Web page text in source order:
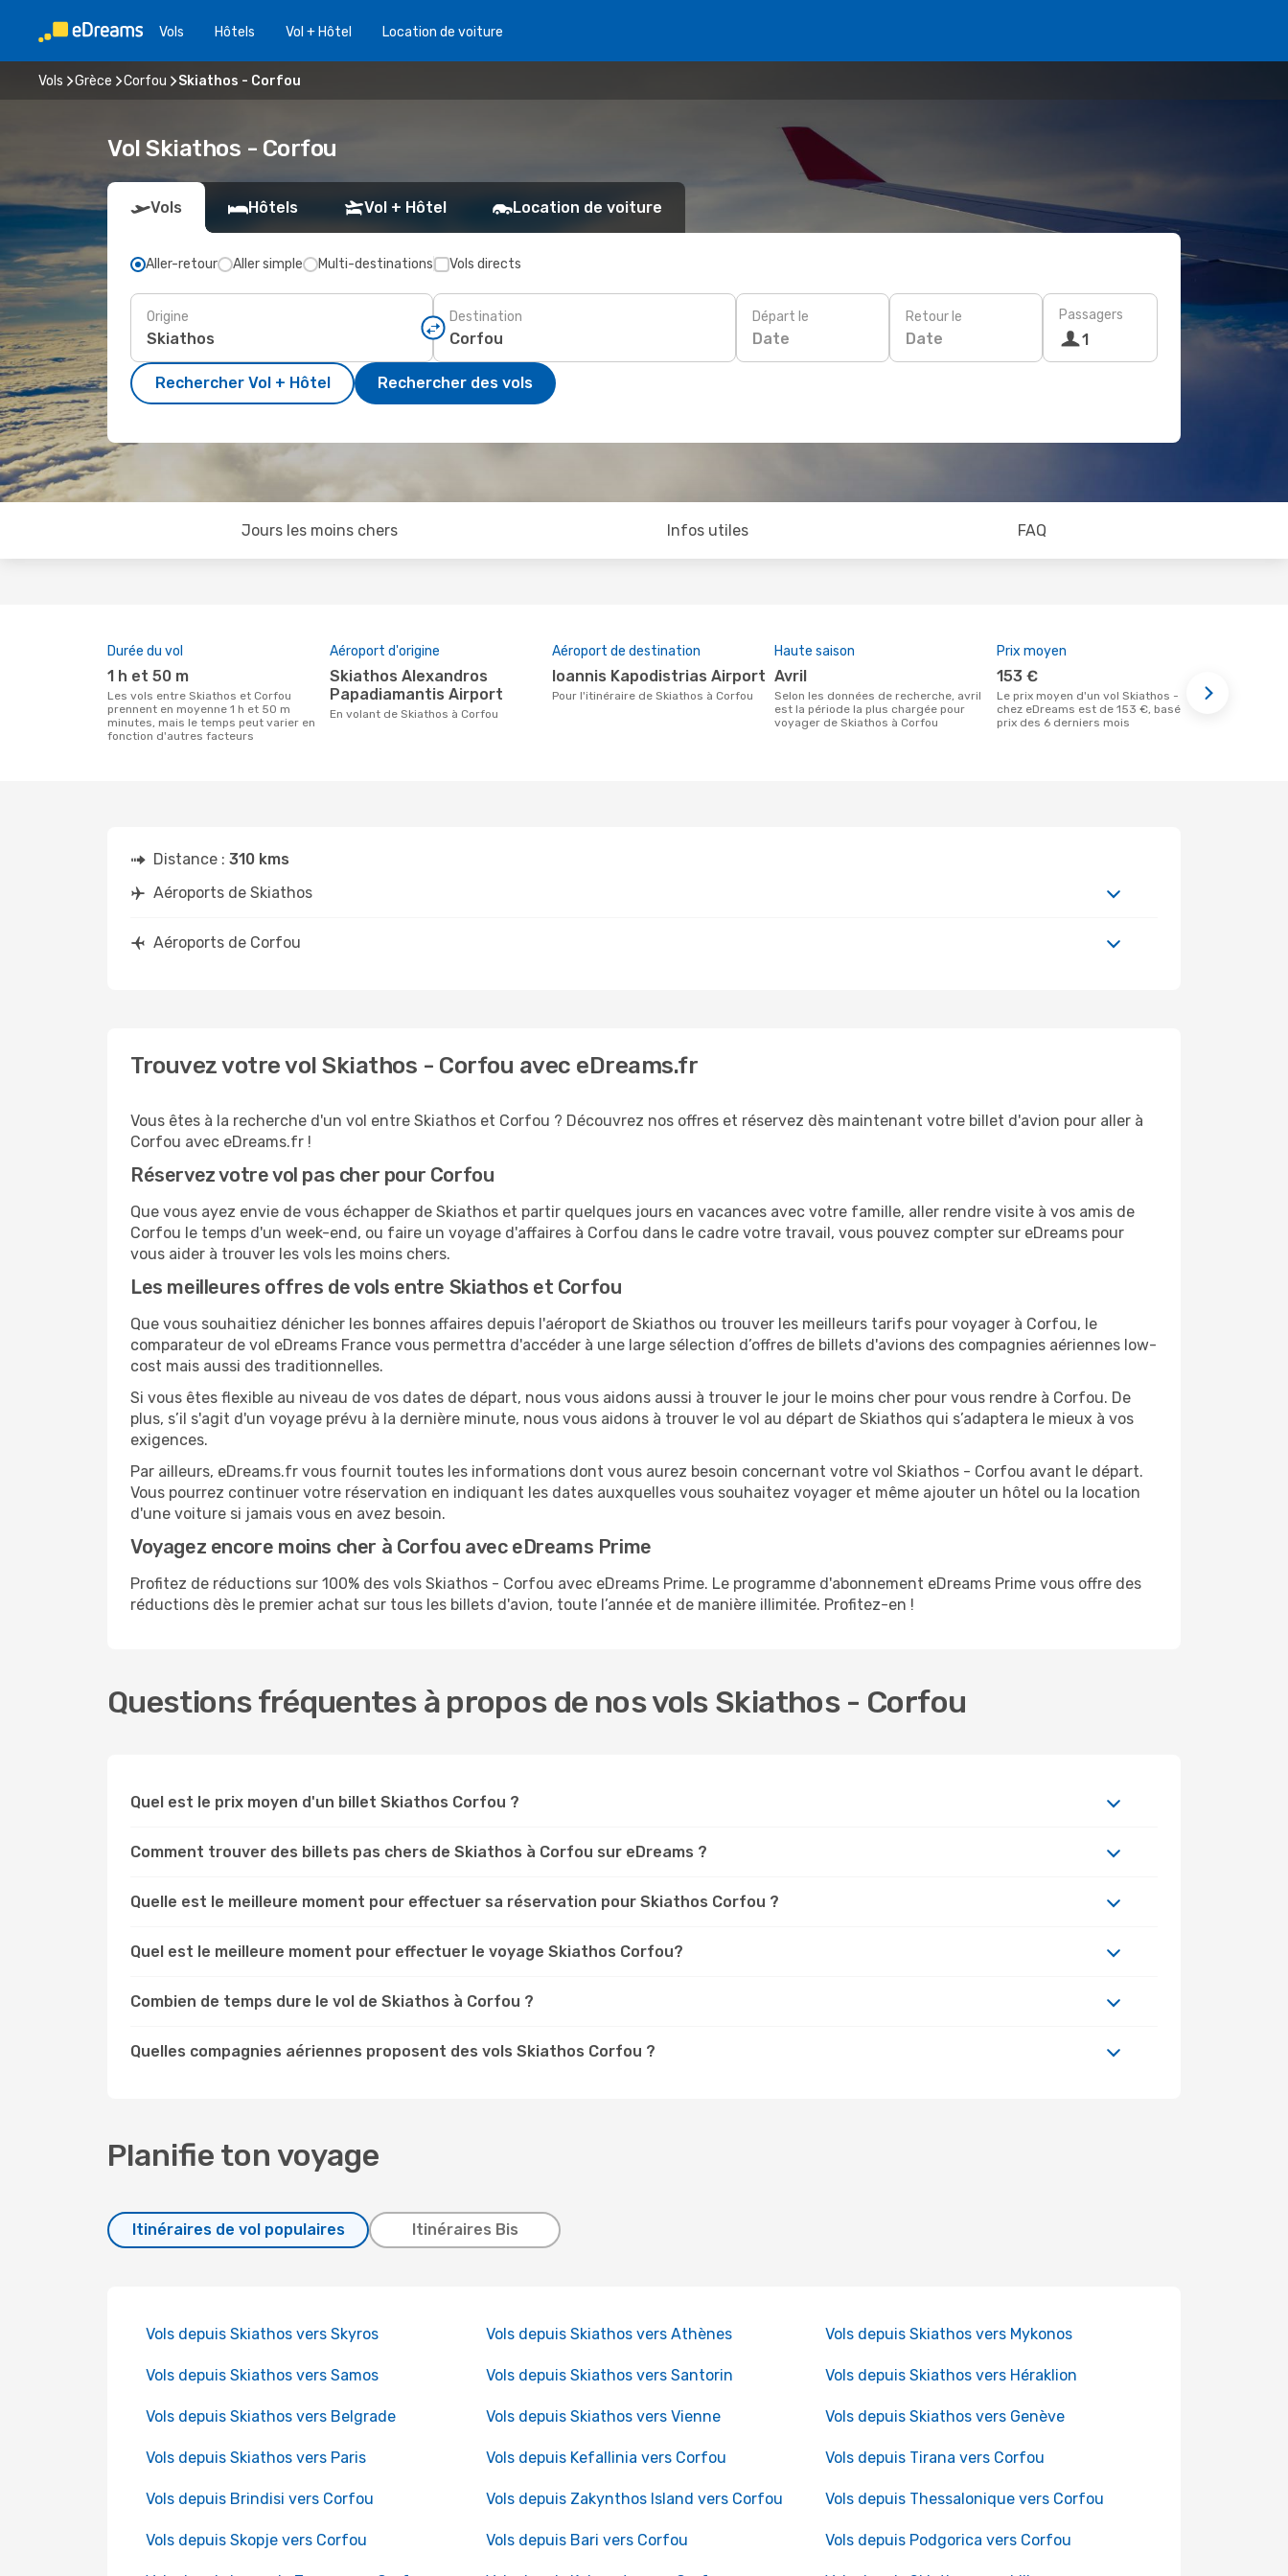
Vols Hôtels Vol + Hôtel Location de voiture
Vols Grèce Corfou Skiathos - Corfou
Vol Skiathos - Corfou
Vols Hôtels Vol + Hôtel Location de voiture
Aller-retour Aller simple Multi-destinations Vols directs
Origine Destination Départ le
Date
Retour le
Date
Passagers
1
Rechercher Vol + Hôtel Rechercher des vols
Jours les moins chers Infos utiles FAQ
Durée du vol
1 h et 50 m
Les vols entre Skiathos et Corfou
prennent en moyenne 1 h et 50 m
minutes, mais le temps peut varier en
fonction d'autres facteurs
Aéroport d'origine
Skiathos Alexandros
Papadiamantis Airport
En volant de Skiathos à Corfou
Aéroport de destination
Ioannis Kapodistrias Airport
Pour l'itinéraire de Skiathos à Corfou
Haute saison
avril
Selon les données de recherche, avril
est la période la plus chargée pour
voyager de Skiathos à Corfou
Prix moyen
153 €
Le prix moyen d'un vol Skiathos - Corfou
chez eDreams est de 153 €, basé sur le
prix des 6 derniers mois
Distance : 310 kms
Aéroports de Skiathos
Aéroports de Corfou
Trouvez votre vol Skiathos - Corfou avec eDreams.fr
Vous êtes à la recherche d'un vol entre Skiathos et Corfou ? Découvrez nos offres et réservez dès maintenant votre billet d'avion pour aller à
Corfou avec eDreams.fr !
Réservez votre vol pas cher pour Corfou
Que vous ayez envie de vous échapper de Skiathos et partir quelques jours en vacances avec votre famille, aller rendre visite à vos amis de
Corfou le temps d'un week-end, ou faire un voyage d'affaires à Corfou dans le cadre votre travail, vous pouvez compter sur eDreams pour
vous aider à trouver les vols les moins chers.
Les meilleures offres de vols entre Skiathos et Corfou
Que vous souhaitiez dénicher les bonnes affaires depuis l'aéroport de Skiathos ou trouver les meilleurs tarifs pour voyager à Corfou, le
comparateur de vol eDreams France vous permettra d'accéder à une large sélection d’offres de billets d'avions des compagnies aériennes low-
cost mais aussi des traditionnelles.
Si vous êtes flexible au niveau de vos dates de départ, nous vous aidons aussi à trouver le jour le moins cher pour vous rendre à Corfou. De
plus, s’il s'agit d'un voyage prévu à la dernière minute, nous vous aidons à trouver le vol au départ de Skiathos qui s’adaptera le mieux à vos
exigences.
Par ailleurs, eDreams.fr vous fournit toutes les informations dont vous aurez besoin concernant votre vol Skiathos - Corfou avant le départ.
Vous pourrez continuer votre réservation en indiquant les dates auxquelles vous souhaitez voyager et même ajouter un hôtel ou la location
d'une voiture si jamais vous en avez besoin.
Voyagez encore moins cher à Corfou avec eDreams Prime
Profitez de réductions sur 100% des vols Skiathos - Corfou avec eDreams Prime. Le programme d'abonnement eDreams Prime vous offre des
réductions dès le premier achat sur tous les billets d'avion, toute l’année et de manière illimitée. Profitez-en !
Questions fréquentes à propos de nos vols Skiathos - Corfou
Quel est le prix moyen d'un billet Skiathos Corfou ?
Comment trouver des billets pas chers de Skiathos à Corfou sur eDreams ?
Quelle est le meilleure moment pour effectuer sa réservation pour Skiathos Corfou ?
Quel est le meilleure moment pour effectuer le voyage Skiathos Corfou?
Combien de temps dure le vol de Skiathos à Corfou ?
Quelles compagnies aériennes proposent des vols Skiathos Corfou ?
Planifie ton voyage
Itinéraires de vol populaires Itinéraires Bis
Vols depuis Skiathos vers Skyros Vols depuis Skiathos vers Athènes Vols depuis Skiathos vers Mykonos
Vols depuis Skiathos vers Samos Vols depuis Skiathos vers Santorin Vols depuis Skiathos vers Héraklion
Vols depuis Skiathos vers Belgrade Vols depuis Skiathos vers Vienne Vols depuis Skiathos vers Genève
Vols depuis Skiathos vers Paris Vols depuis Kefallinia vers Corfou Vols depuis Tirana vers Corfou
Vols depuis Brindisi vers Corfou Vols depuis Zakynthos Island vers Corfou Vols depuis Thessalonique vers Corfou
Vols depuis Skopje vers Corfou Vols depuis Bari vers Corfou Vols depuis Podgorica vers Corfou